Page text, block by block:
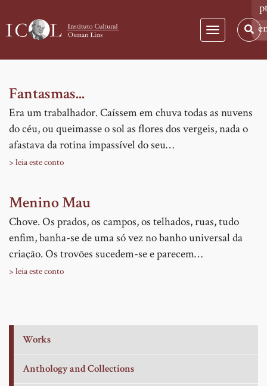
Skip
main
content
Toggle
Fantasmas...
Era um trabalhador. Caíssem em chuva todas as nuvens
do céu, ou queimasse o sol as flores dos vergeis, nada o
afastava da rotina impassível do seu…
> leia este conto
Menino Mau
Chove. Os prados, os campos, os telhados, ruas, tudo
enfim, banha-se de uma só vez no banho universal da
criação. Os trovões sucedem-se e parecem…
> leia este conto
Works
Anthology and Collections